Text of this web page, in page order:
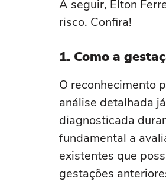
A seguir, Elton
risco. Confira!
1. Como a
O reconhecimento
análise detalhada
diagnosticada
fundamental a
existentes que
gestações